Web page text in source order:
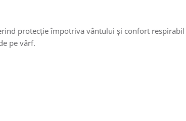
protecție împotriva vântului și confort
pe vârf.